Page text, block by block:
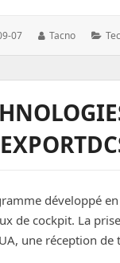
07 Author:
Tacno
développé
de cockpit. La
une réception